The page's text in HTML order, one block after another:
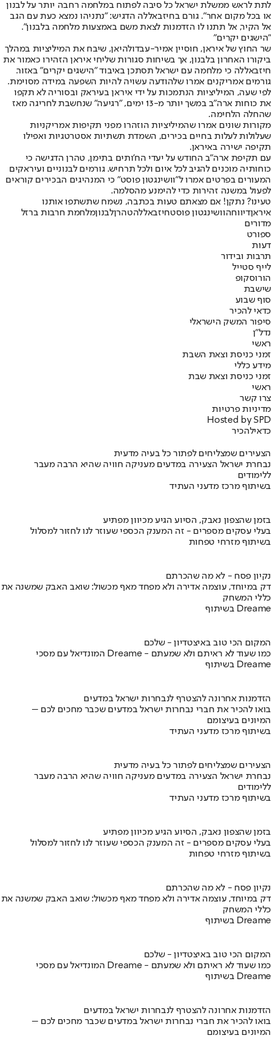
לתת לראש ממשלת ישראל כל סיבה לפתוח במלחמה רחבה יותר על לבנון
או בכל מקום אחר". גורם בחיזבאללה הדגיש: "נתניהו נמצא כעת עם הגב
אל הקיר, אל תתנו לו הזדמנות לצאת משם באמצעות מלחמה בלבנון".
"הישגים יקרים"
שר החוץ של איראן, חוסיין אמיר-עבדולהיאן, שיבח את המיליציות במהלך
ביקורו האחרון בלבנון, אך בשיחות סגורות שליחי איראן הזהירו כאמור את
חיזבאללה כי מלחמה עם ישראל תסתכן באיבוד "הישגים יקרים" באזור.
גורמים אמריקנים אמרו שלהודעה עשויה להיות השפעה במידה מסוימת.
לפי שעה, המיליציות הנתמכות על ידי איראן בעיראק ובסוריה לא תקפו
את כוחות ארה"ב במשך יותר מ-13 ימים, "רגיעה" שנחשבת לחריגה מאז
שהחלה הלחימה.
מקורות שונים אמרו שהמיליציות הוזהרו מפני תקיפות אמריקניות
שעלולות לעלות בחיים בכירים, השמדת תשתיות אסטרטגיות ואפילו
תקיפה ישירה באיראן.
עם תקיפת ארה"ב החודש על יעדי הח'ותים בתימן, טהרן הדגישה כי
כוחותיה מוכנים להגיב לכל איום ולכל תרחיש. גורמים לבנוניים ועיראקים
המעורים בפרטים אמרו ל"וושינגטון פוסט" כי המנהיגים הבכירים קוראים
לפעול במשנה זהירות כדי להימנע מהסלמה.
טעינו? נתקן! אם מצאתם טעות בכתבה, נשמח שתשתפו אותנו
איראןדיווחהוושינגטון פוסטחיזבאללהטהרןלבנוןמלחמת חרבות ברזל
מדורים
ספורט
דעות
תרבות ובידור
לייף סטייל
הורוסקופ
שישבת
סוף שבוע
כדאי להכיר
סיפור המשק הישראלי
נדל"ן
ראשי
זמני כניסת וצאת השבת
מידע כללי
זמני כניסת וצאת שבת
ראשי
צרו קשר
מדיניות פרטיות
Hosted by SPD
כדאילהכיר
הצעירים שמצליחים לפתור כל בעיה מדעית
נבחרת ישראל הצעירה במדעים מעניקה חוויה שהיא הרבה מעבר
ללימודים
בשיתוף מרכז מדעני העתיד
בזמן שהצפון נאבק, הסיוע הגיע מכיוון מפתיע
בעלי עסקים מספרים - זה המענק הכספי שעוזר לנו לחזור למסלול
בשיתוף מזרחי טפחות
נקיון פסח - לא מה שהכרתם
דק במיוחד, עוצמה אדירה ולא מפחד מאף מכשול: שואב האבק שמשנה את
כללי המשחק
בשיתוף Dreame
המקום הכי טוב באיצטדיון - שלכם
המונדיאל עם מסכי Dreame - כמו שעוד לא ראיתם ולא שמעתם
בשיתוף Dreame
הזדמנות אחרונה להצטרף לנבחרות ישראל במדעים
בואו להכיר את חברי נבחרות ישראל במדעים שכבר מחכים לכם –
המיונים בעיצומם
בשיתוף מרכז מדעני העתיד
הצעירים שמצליחים לפתור כל בעיה מדעית
נבחרת ישראל הצעירה במדעים מעניקה חוויה שהיא הרבה מעבר
ללימודים
בשיתוף מרכז מדעני העתיד
בזמן שהצפון נאבק, הסיוע הגיע מכיוון מפתיע
בעלי עסקים מספרים - זה המענק הכספי שעוזר לנו לחזור למסלול
בשיתוף מזרחי טפחות
נקיון פסח - לא מה שהכרתם
דק במיוחד, עוצמה אדירה ולא מפחד מאף מכשול: שואב האבק שמשנה את
כללי המשחק
בשיתוף Dreame
המקום הכי טוב באיצטדיון - שלכם
המונדיאל עם מסכי Dreame - כמו שעוד לא ראיתם ולא שמעתם
בשיתוף Dreame
הזדמנות אחרונה להצטרף לנבחרות ישראל במדעים
בואו להכיר את חברי נבחרות ישראל במדעים שכבר מחכים לכם –
המיונים בעיצומם